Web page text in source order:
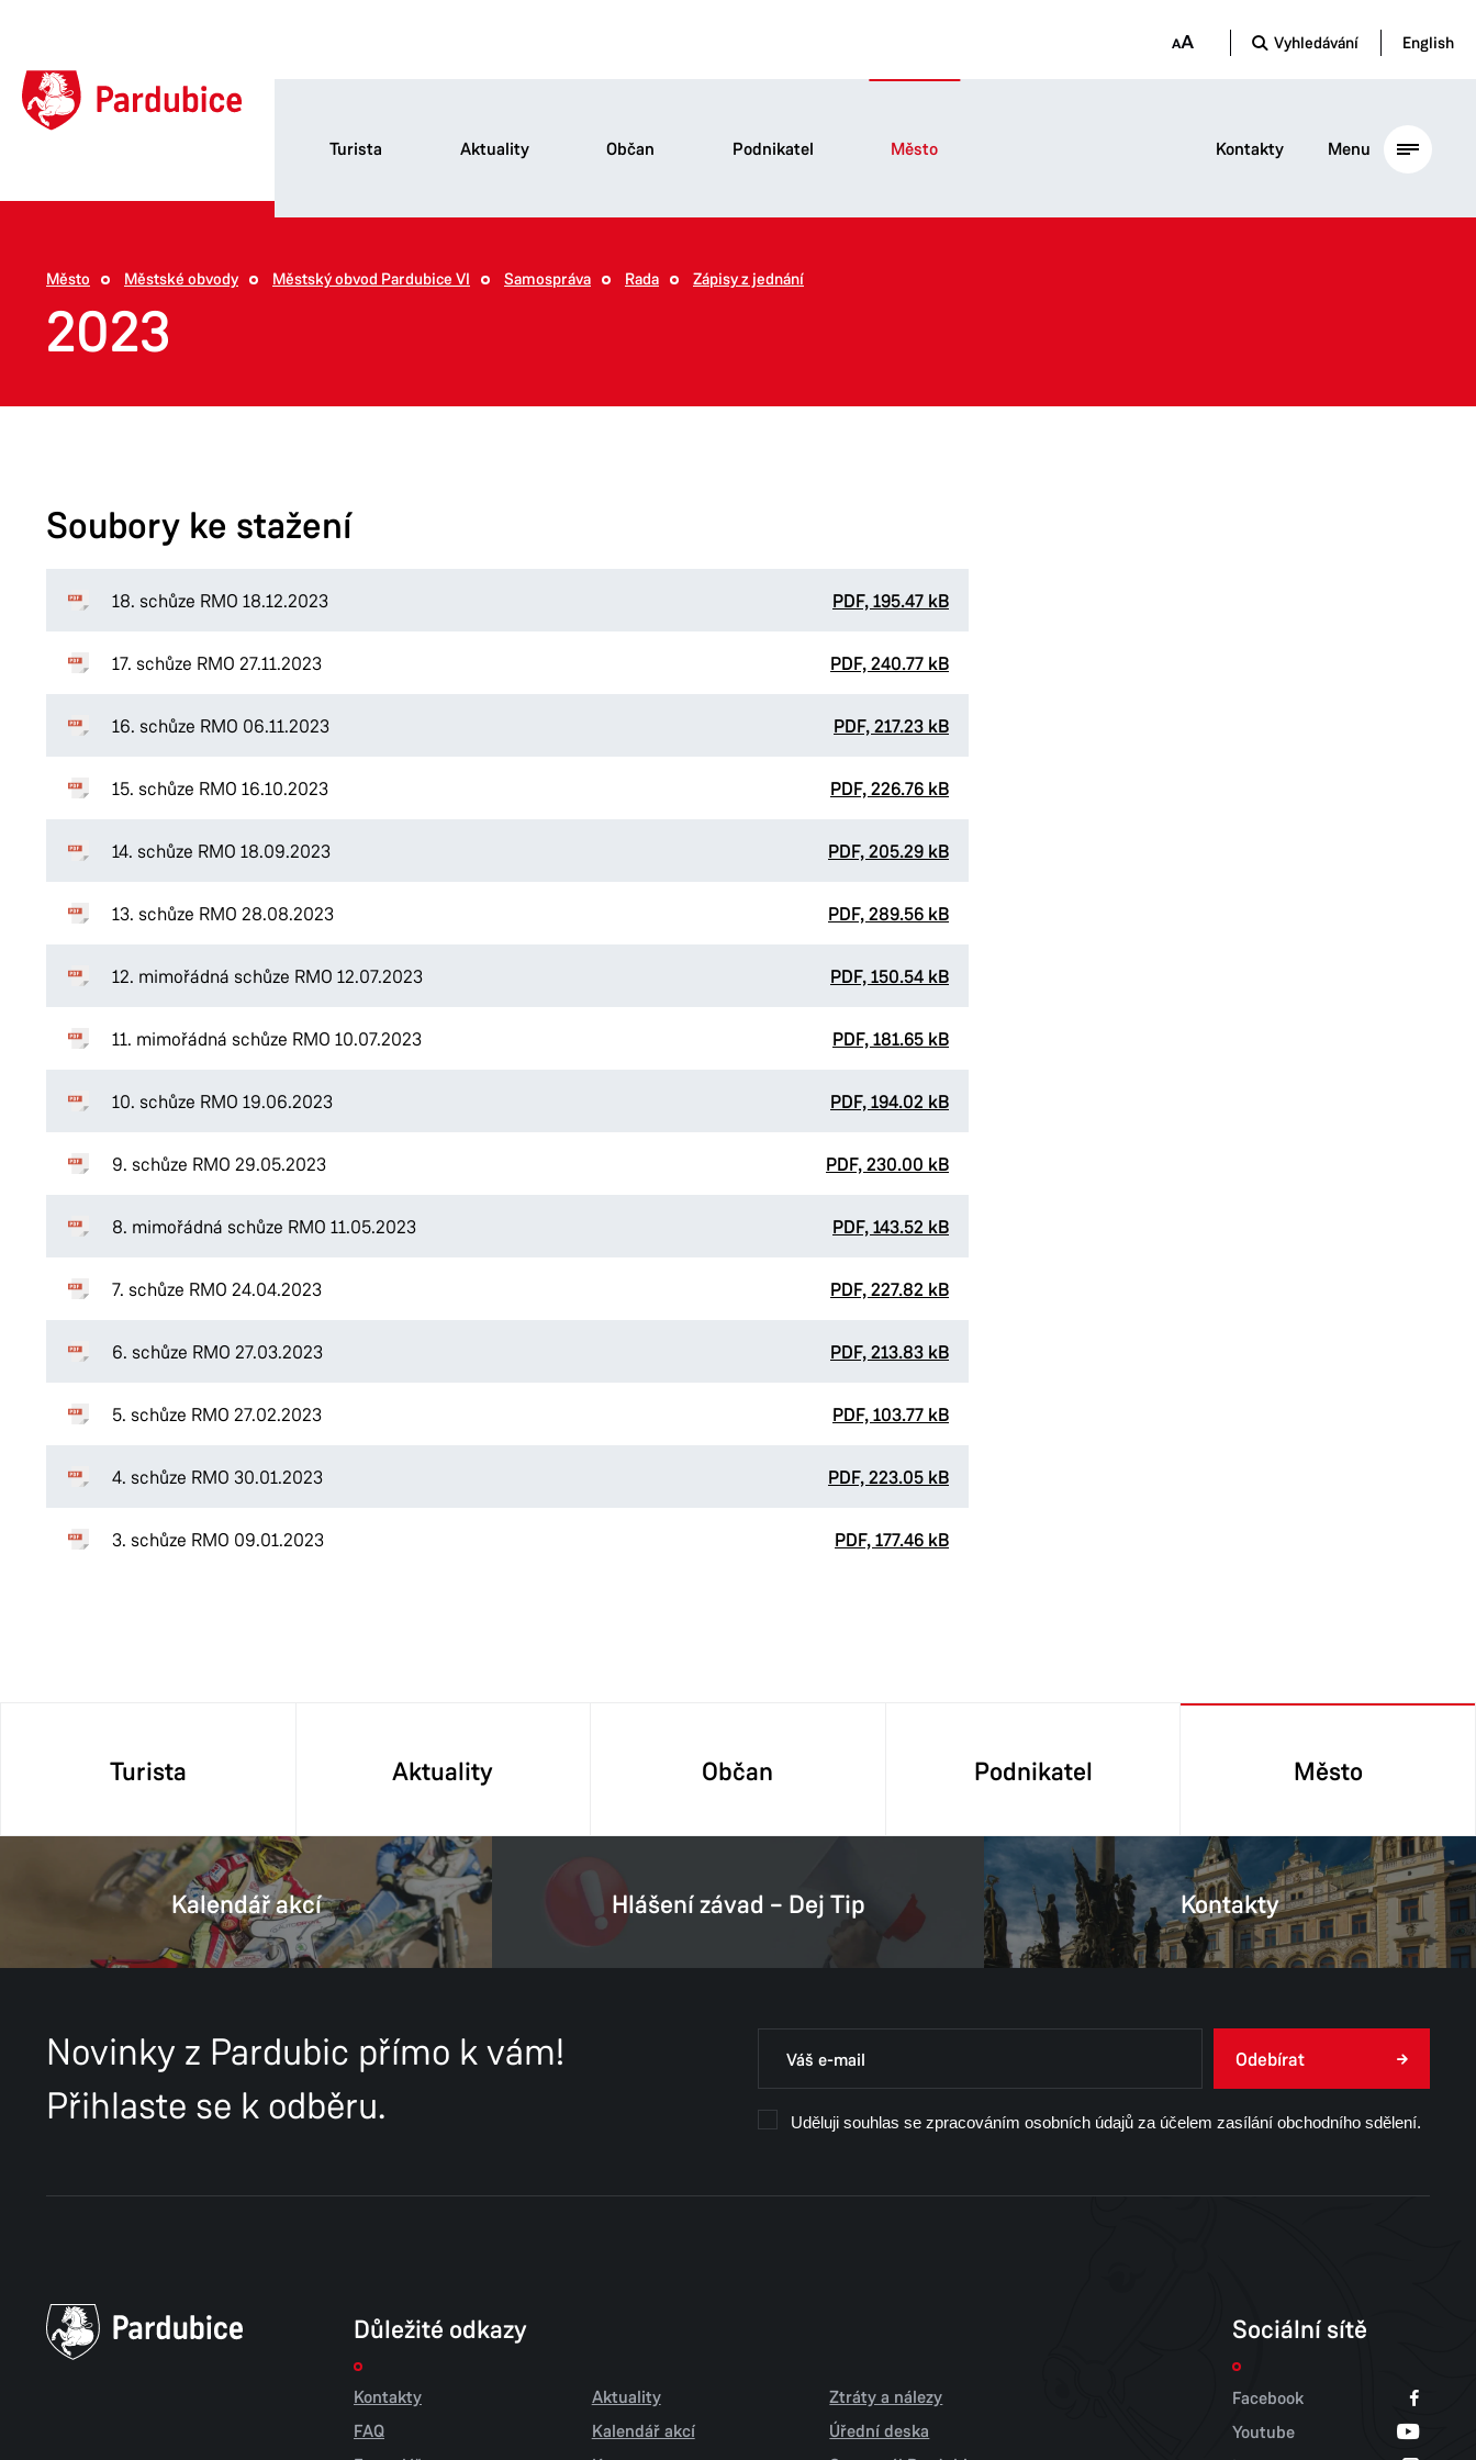
Vyhledávání English
Turista Aktuality Občan Podnikatel Město Kontakty Menu
Město Městské obvody Městský obvod Pardubice VI Samospráva Rada Zápisy z jednání
2023
Soubory ke stažení
18. schůze RMO 18.12.2023 PDF, 195.47 kB
17. schůze RMO 27.11.2023 PDF, 240.77 kB
16. schůze RMO 06.11.2023 PDF, 217.23 kB
15. schůze RMO 16.10.2023 PDF, 226.76 kB
14. schůze RMO 18.09.2023 PDF, 205.29 kB
13. schůze RMO 28.08.2023 PDF, 289.56 kB
12. mimořádná schůze RMO 12.07.2023 PDF, 150.54 kB
11. mimořádná schůze RMO 10.07.2023 PDF, 181.65 kB
10. schůze RMO 19.06.2023 PDF, 194.02 kB
9. schůze RMO 29.05.2023 PDF, 230.00 kB
8. mimořádná schůze RMO 11.05.2023 PDF, 143.52 kB
7. schůze RMO 24.04.2023 PDF, 227.82 kB
6. schůze RMO 27.03.2023 PDF, 213.83 kB
5. schůze RMO 27.02.2023 PDF, 103.77 kB
4. schůze RMO 30.01.2023 PDF, 223.05 kB
3. schůze RMO 09.01.2023 PDF, 177.46 kB
Turista Aktuality Občan Podnikatel Město
Kalendář akcí Hlášení závad – Dej Tip Kontakty
Novinky z Pardubic přímo k vám!
Přihlaste se k odběru.
Odebírat
Uděluji souhlas se zpracováním osobních údajů za účelem zasílání obchodního sdělení.
Sociální sítě
Facebook
Youtube
Důležité odkazy
Kontakty
FAQ
Aktuality
Kalendář akcí
Ztráty a nálezy
Úřední deska